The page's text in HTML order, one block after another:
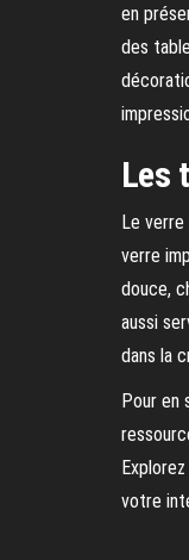
en
des
Les
Le verre
verre
douce,
aussi
dans la
Pour en
votre